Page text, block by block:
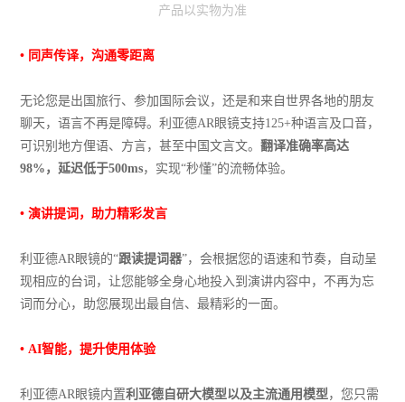
产品以实物为准
• 同声传译，沟通零距离
无论您是出国旅行、参加国际会议，还是和来自世界各地的朋友
聊天，语言不再是障碍。利亚德AR眼镜支持125+种语言及口音，
可识别地方俚语、方言，甚至中国文言文。翻译准确率高达
98%，延迟低于500ms，实现“秒懂”的流畅体验。
• 演讲提词，助力精彩发言
利亚德AR眼镜的“跟读提词器”，会根据您的语速和节奏，自动呈
现相应的台词，让您能够全身心地投入到演讲内容中，不再为忘
词而分心，助您展现出最自信、最精彩的一面。
• AI智能，提升使用体验
利亚德AR眼镜内置利亚德自研大模型以及主流通用模型，您只需